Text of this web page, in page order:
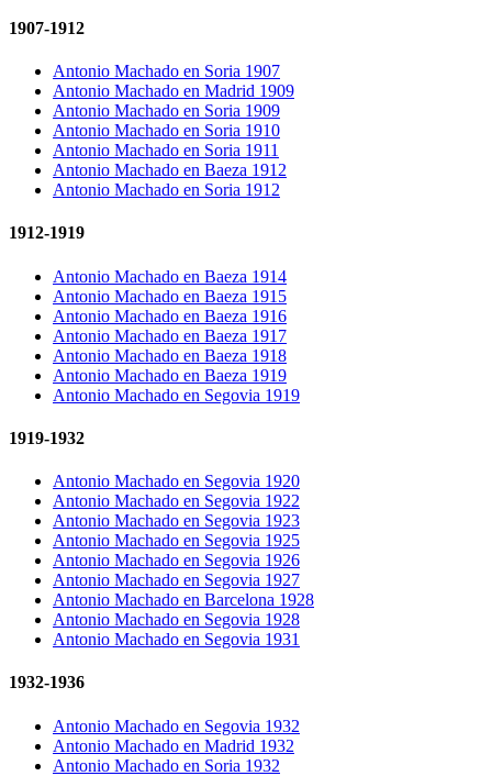
1907-1912
Antonio Machado en Soria 1907
Antonio Machado en Madrid 1909
Antonio Machado en Soria 1909
Antonio Machado en Soria 1910
Antonio Machado en Soria 1911
Antonio Machado en Baeza 1912
Antonio Machado en Soria 1912
1912-1919
Antonio Machado en Baeza 1914
Antonio Machado en Baeza 1915
Antonio Machado en Baeza 1916
Antonio Machado en Baeza 1917
Antonio Machado en Baeza 1918
Antonio Machado en Baeza 1919
Antonio Machado en Segovia 1919
1919-1932
Antonio Machado en Segovia 1920
Antonio Machado en Segovia 1922
Antonio Machado en Segovia 1923
Antonio Machado en Segovia 1925
Antonio Machado en Segovia 1926
Antonio Machado en Segovia 1927
Antonio Machado en Barcelona 1928
Antonio Machado en Segovia 1928
Antonio Machado en Segovia 1931
1932-1936
Antonio Machado en Segovia 1932
Antonio Machado en Madrid 1932
Antonio Machado en Soria 1932